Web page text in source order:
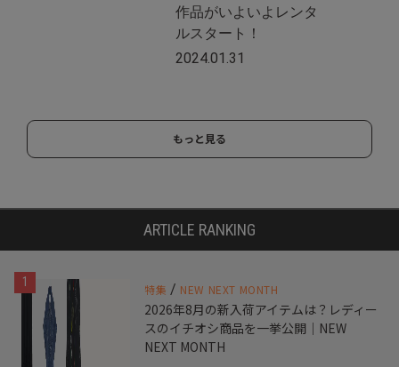
作品がいよいよレンタ
ルスタート！
2024.01.31
もっと見る
ARTICLE RANKING
1 特集 / NEW NEXT MONTH
2026年8月の新入荷アイテムは？レディー
スのイチオシ商品を一挙公開｜NEW
NEXT MONTH